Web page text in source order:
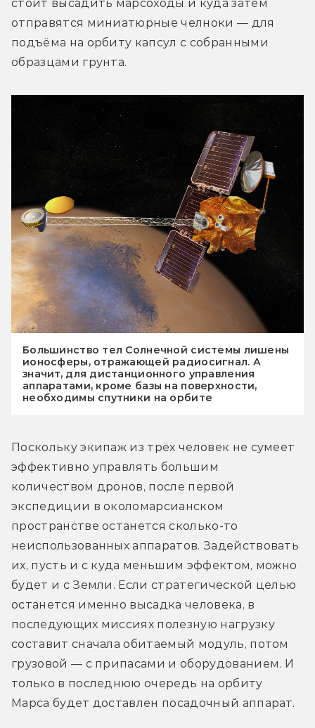
стоит высадить марсоходы и куда затем
отправятся миниатюрные челноки — для
подъёма на орбиту капсул с собранными
образцами грунта.
Большинство тел Солнечной системы лишены
ионосферы, отражающей радиосигнал. А
значит, для дистанционного управления
аппаратами, кроме базы на поверхности,
необходимы спутники на орбите
Поскольку экипаж из трёх человек не сумеет
эффективно управлять большим
количеством дронов, после первой
экспедиции в околомарсианском
пространстве останется сколько-то
неиспользованных аппаратов. Задействовать
их, пусть и с куда меньшим эффектом, можно
будет и с Земли. Если стратегической целью
останется именно высадка человека, в
последующих миссиях полезную нагрузку
составит сначала обитаемый модуль, потом
грузовой — с припасами и оборудованием. И
только в последнюю очередь на орбиту
Марса будет доставлен посадочный аппарат.